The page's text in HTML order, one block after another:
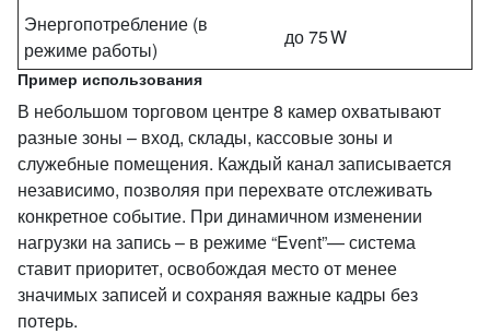
Энергопотребление (в
режиме работы)
до 75 W
Пример использования
В небольшом торговом центре 8 камер охватывают
разные зоны – вход, склады, кассовые зоны и
служебные помещения. Каждый канал записывается
независимо, позволяя при перехвате отслеживать
конкретное событие. При динамичном изменении
нагрузки на запись – в режиме “Event”— система
ставит приоритет, освобождая место от менее
значимых записей и сохраняя важные кадры без
потерь.